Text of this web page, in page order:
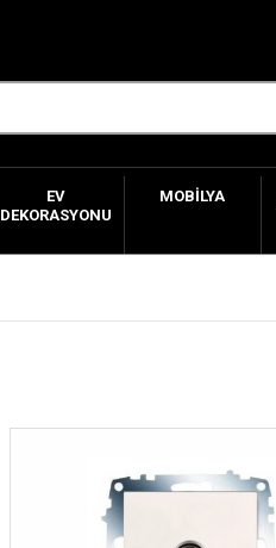
EV
DEKORASYONU
MOBILYA